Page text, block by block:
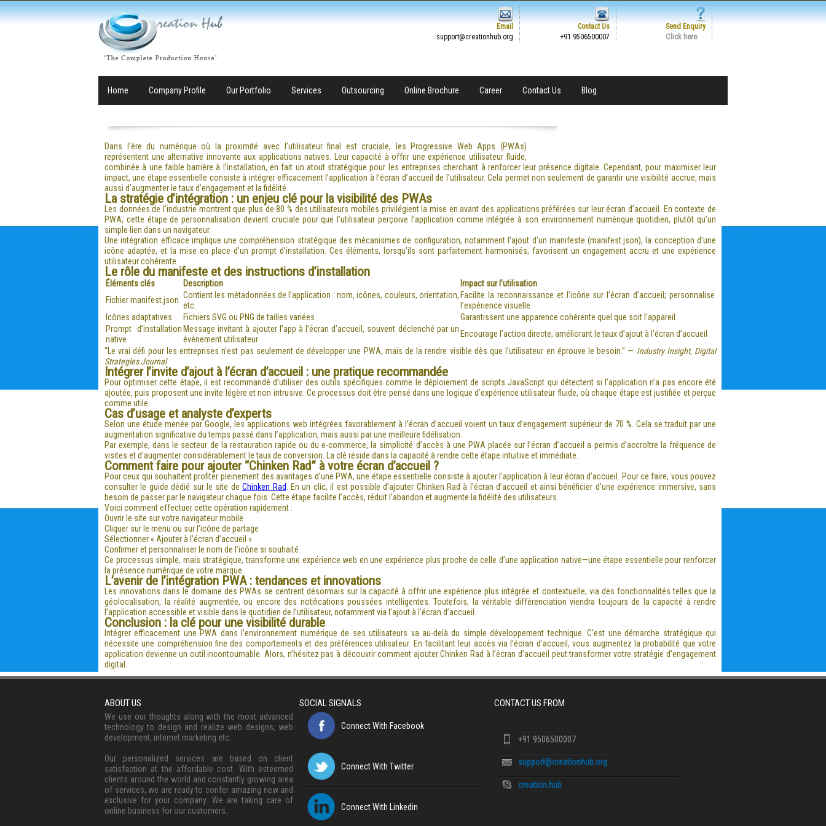
Email
support@creationhub.org
Contact Us
+91 9506500007
Send Enquiry
Click here
Home Company Profile Our Portfolio Services Outsourcing Online Brochure Career Contact Us Blog
Dans l’ère du numérique où la proximité avec l’utilisateur final est cruciale, les Progressive Web Apps (PWAs)
représentent une alternative innovante aux applications natives. Leur capacité à offrir une expérience utilisateur fluide,
combinée à une faible barrière à l’installation, en fait un atout stratégique pour les entreprises cherchant à renforcer leur présence digitale. Cependant, pour maximiser leur
impact, une étape essentielle consiste à intégrer efficacement l’application à l’écran d’accueil de l’utilisateur. Cela permet non seulement de garantir une visibilité accrue, mais
aussi d’augmenter le taux d’engagement et la fidélité.
La stratégie d’intégration : un enjeu clé pour la visibilité des PWAs
Les données de l’industrie montrent que plus de80 % des utilisateurs mobiles privilégient la mise en avant des applications préférées sur leur écran d’accueil
. En contexte de
PWA, cette étape de personnalisation devient cruciale pour que l’utilisateur perçoive l’application comme intégrée à son environnement numérique quotidien, plutôt qu’un
simple lien dans un navigateur.
Une intégration efficace implique une compréhension stratégique des mécanismes de configuration, notamment l’ajout d’un manifeste (manifest.json), la conception d’une
icône adaptée, et la mise en place d’un prompt d’installation. Ces éléments, lorsqu’ils sont parfaitement harmonisés, favorisent un engagement accru et une expérience
utilisateur cohérente.
Le rôle du manifeste et des instructions d’installation
Éléments clés Description
Impact sur l’utilisation
Fichier manifest.json Contient les métadonnées de l’application : nom, icônes, couleurs, orientation,
etc.
Facilite la reconnaissance et l’icône sur l’écran d’accueil; personnalise
l’expérience visuelle
Icônes adaptatives
Fichiers SVG ou PNG de tailles variées
Garantissent une apparence cohérente quel que soit l’appareil
Prompt d’installation
native
Message invitant à ajouter l’app à l’écran d’accueil, souvent déclenché par un
événement utilisateur
Encourage l’action directe, améliorant le taux d’ajout à l’écran d’accueil
“Le vrai défi pour les entreprises n’est pas seulement de développer une PWA, mais de la rendre visible dès que l’utilisateur en éprouve le besoin.” — Industry Insight, Digital
Strategies Journal
Intégrer l’invite d’ajout à l’écran d’accueil : une pratique recommandée
Pour optimiser cette étape, il est recommandé d’utiliser des outils spécifiques comme le déploiement de scripts JavaScript qui détectent si l’application n’a pas encore été
ajoutée, puis proposent une invite légère et non intrusive. Ce processus doit être pensé dans une logique d’expérience utilisateur fluide, où chaque étape est justifiée et perçue
comme utile.
Cas d’usage et analyste d’experts
Selon une étude menée par Google, les applications web intégrées favorablement à l’écran d’accueil voient un taux d’engagement supérieur de 70 %. Cela se traduit par une
augmentation significative du temps passé dans l’application, mais aussi par une meilleure fidélisation.
Par exemple, dans le secteur de la restauration rapide ou du e-commerce, la simplicité d’accès à une PWA placée sur l’écran d’accueil a permis d’accroître la fréquence de
visites et d’augmenter considérablement le taux de conversion. La clé réside dans la capacité à rendre cette étape intuitive et immédiate.
Comment faire pour ajouter “Chinken Rad” à votre écran d’accueil ?
Pour ceux qui souhaitent profiter pleinement des avantages d’une PWA, une étape essentielle consiste à ajouter l’application à leur écran d’accueil. Pour ce faire, vous pouvez
consulter le guide dédié sur le site deChinken Rad . En un clic, il est possible d’ajouter Chinken Rad à l’écran d’accueil et ainsi bénéficier d’une expérience immersive, sans
besoin de passer par le navigateur chaque fois. Cette étape facilite l’accès, réduit l’abandon et augmente la fidélité des utilisateurs.
Voici comment effectuer cette opération rapidement :
Ouvrir le site sur votre navigateur mobile
Cliquer sur le menu ou sur l’icône de partage
Sélectionner « Ajouter à l’écran d’accueil »
Confirmer et personnaliser le nom de l’icône si souhaité
Ce processus simple, mais stratégique, transforme une expérience web en une expérience plus proche de celle d’une application native—une étape essentielle pour renforcer
la présence numérique de votre marque.
L’avenir de l’intégration PWA : tendances et innovations
Les innovations dans le domaine des PWAs se centrent désormais sur la capacité à offrir une expérience plus intégrée et contextuelle, via des fonctionnalités telles que la
géolocalisation, la réalité augmentée, ou encore des notifications poussées intelligentes. Toutefois, la véritable différenciation viendra toujours de la capacité à rendre
l’application accessible et visible dans le quotidien de l’utilisateur, notamment via l’ajout à l’écran d’accueil.
Conclusion : la clé pour une visibilité durable
Intégrer efficacement une PWA dans l’environnement numérique de ses utilisateurs va au-delà du simple développement technique. C’est une démarche stratégique qui
nécessite une compréhension fine des comportements et des préférences utilisateur. En facilitant leur accès via l’écran d’accueil, vous augmentez la probabilité que votre
application devienne un outil incontournable. Alors, n’hésitez pas à découvrir comment ajouter Chinken Rad à l’écran d’accueil peut transformer votre stratégie d’engagement
digital.
ABOUT US
We use our thoughts along with the most advanced
technology to design and realize web designs, web
development, internet marketing etc.
Our personalized services are based on client
satisfaction at the affordable cost. With esteemed
clients around the world and constantly growing area
of services, we are ready to confer amazing new and
exclusive for your company. We are taking care of
online business for our customers.
SOCIAL SIGNALS
Connect With Facebook
Connect With Twitter
Connect With Linkedin
CONTACT US FROM
+91 9506500007
support@creationhub.org
creation.hub